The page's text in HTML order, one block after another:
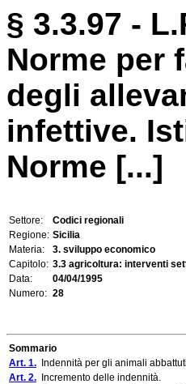
§ 3.3.97 -
Norme per
degli
infettive.
Norme [...]
Settore:
Codici regionali
Regione: Sicilia
Materia:
3. sviluppo economico
Capitolo: 3.3 agricoltura: interventi
Data:
04/04/1995
Numero: 28
Sommario
Art. 1. Indennità per gli animali
Art. 2. Incremento delle indennità.